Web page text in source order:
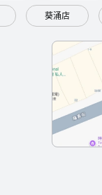
葵涌店